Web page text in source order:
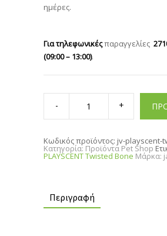
ημέρες.
Για τηλεφωνικέςπαραγγελίες
(09:00 – 13:00).
JV
PLAYSCENT
Bone
Κωδικός προϊόντος: jv-playscent-
Κατηγορία: Προϊόντα Pet Shop
PLAYSCENT Twisted Bone Μάρκα:
Περιγραφή